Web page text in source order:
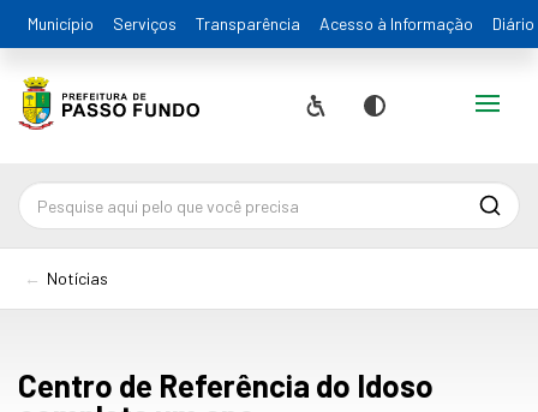
Município Serviços Transparência Acesso à Informação
Acessibilidade
Contraste
Alternar
Notícias
Centro de Referência do Idoso